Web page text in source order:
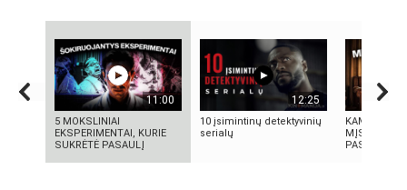
11:00
5 MOKSLINIAI
EKSPERIMENTAI, KURIE
SUKRĖTĖ PASAULĮ
12:25
10 įsimintinų detektyvinių
serialų
MĮSLINGA
PASLAPTIS